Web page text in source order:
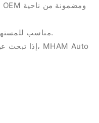
مناسب للمستهلك العادي أو الورش والميكانيكيين.